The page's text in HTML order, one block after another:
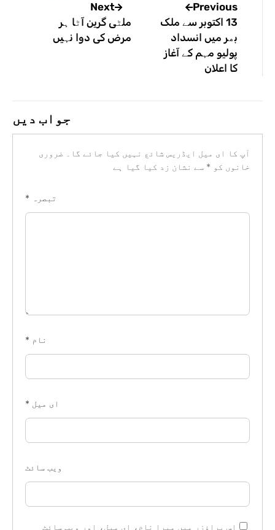
Previous
13 اکتوبر سے ملک
بھر میں انسداد
پولیو مہم کے آغاز
کا اعلان
Next
ملٹی گرین آٹا ہر
مرض کی دوا نہیں
جواب دیں
آپ کا ای میل ایڈریس شائع نہیں کیا جائے گا۔
ضروری
خانوں کو * سے نشان زد کیا گیا ہے
تبصرہ *
نام *
ای میل *
ویب‌ سائٹ
اس براؤزر میں میرا نام، ای میل، اور ویب سائٹ